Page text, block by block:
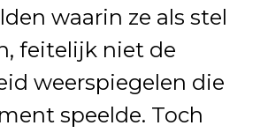
waarin ze als stel
feitelijk niet de
weerspiegelen die
speelde. Toch